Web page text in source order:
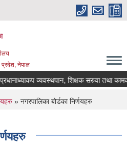
प्रदेश, नेपाल
व्यवस्थपान, शिक्षक सरुवा तथा
» नगरपालिका बोर्डका निर्णयहरु